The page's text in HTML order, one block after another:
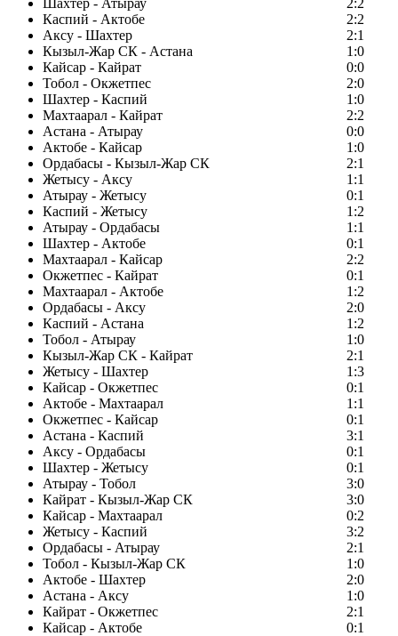
Шахтер - Атырау
2:2
Каспий - Актобе
2:2
Аксу - Шахтер
2:1
Кызыл-Жар СК - Астана
1:0
Кайсар - Кайрат
0:0
Тобол - Окжетпес
2:0
Шахтер - Каспий
1:0
Махтаарал - Кайрат
2:2
Астана - Атырау
0:0
Актобе - Кайсар
1:0
Ордабасы - Кызыл-Жар СК
2:1
Жетысу - Аксу
1:1
Атырау - Жетысу
0:1
Каспий - Жетысу
1:2
Атырау - Ордабасы
1:1
Шахтер - Актобе
0:1
Махтаарал - Кайсар
2:2
Окжетпес - Кайрат
0:1
Махтаарал - Актобе
1:2
Ордабасы - Аксу
2:0
Каспий - Астана
1:2
Тобол - Атырау
1:0
Кызыл-Жар СК - Кайрат
2:1
Жетысу - Шахтер
1:3
Кайсар - Окжетпес
0:1
Актобе - Махтаарал
1:1
Окжетпес - Кайсар
0:1
Астана - Каспий
3:1
Аксу - Ордабасы
0:1
Шахтер - Жетысу
0:1
Атырау - Тобол
3:0
Кайрат - Кызыл-Жар СК
3:0
Кайсар - Махтаарал
0:2
Жетысу - Каспий
3:2
Ордабасы - Атырау
2:1
Тобол - Кызыл-Жар СК
1:0
Актобе - Шахтер
2:0
Астана - Аксу
1:0
Кайрат - Окжетпес
2:1
Кайсар - Актобе
0:1